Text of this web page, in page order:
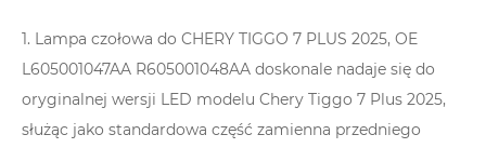
1. Lampa czołowa do CHERY TIGGO 7 PLUS 2025, OE
L605001047AA R605001048AA doskonale nadaje się do
oryginalnej wersji LED modelu Chery Tiggo 7 Plus 2025,
służąc jako standardowa część zamienna przedniego